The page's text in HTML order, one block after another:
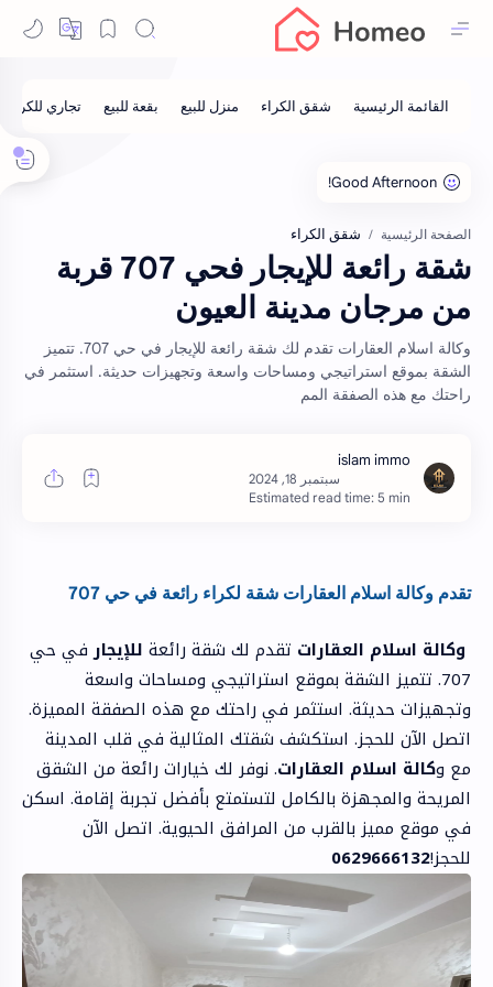
الصفحة الرئيسية شقق الكراء
شقة رائعة للإيجار فحي 707 قربة
من مرجان مدينة العيون
وكالة اسلام العقارات تقدم لك شقة رائعة للإيجار في حي 707. تتميز
الشقة بموقع استراتيجي ومساحات واسعة وتجهيزات حديثة. استثمر في
راحتك مع هذه الصفقة المم
Estimated read time: 5 min
تقدم وكالة اسلام العقارات شقة لكراء رائعة في حي 707
وكالة اسلام العقارات تقدم لك شقة رائعة للإيجارفي حي
707. تتميز الشقة بموقع استراتيجي ومساحات واسعة
وتجهيزات حديثة. استثمر في راحتك مع هذه الصفقة المميزة.
اتصل الآن للحجز. استكشف شقتك المثالية في قلب المدينة
مع وكالة اسلام العقارات. نوفر لك خيارات رائعة من الشقق
المريحة والمجهزة بالكامل لتستمتع بأفضل تجربة إقامة. اسكن
في موقع مميز بالقرب من المرافق الحيوية. اتصل الآن
للحجز!0629666132